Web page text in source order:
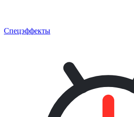
Спецэффекты